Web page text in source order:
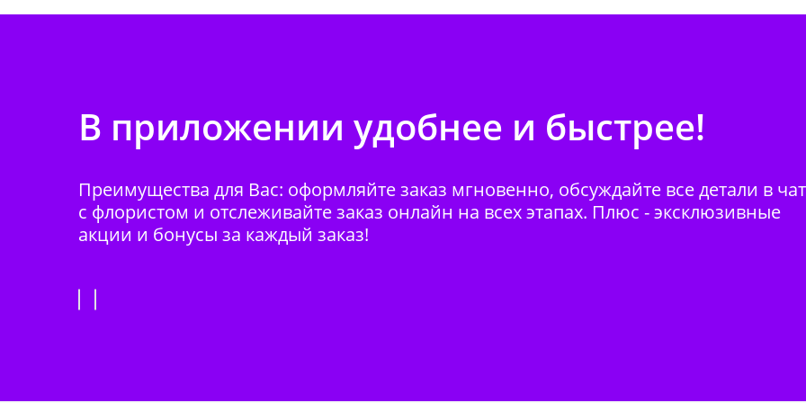
В приложении удобнее и быстрее!
Преимущества для Вас: оформляйте заказ мгновенно, обсуждайте все детали в
с флористом и отслеживайте заказ онлайн на всех этапах. Плюс - эксклюзивные
акции и бонусы за каждый заказ!